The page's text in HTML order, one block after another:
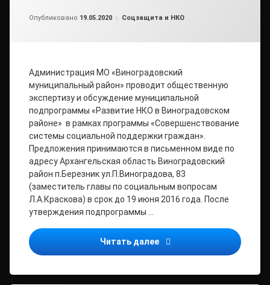
Опубликовано 19.05.2020 Рубрики:
Соцзащита и НКО
Администрация МО «Виноградовский
муниципальный район» проводит общественную
экспертизу и обсуждение муниципальной
подпрограммы «Развитие НКО в Виноградовском
районе» в рамках программы «Совершенствование
системы социальной поддержки граждан».
Предложения принимаются в письменном виде по
адресу Архангельская область Виноградовский
район п.Березник ул.П.Виноградова, 83
(заместитель главы по социальным вопросам
Л.А.Краскова) в срок до 19 июня 2016 года. После
утверждения подпрограммы …
Читать далее Общественная